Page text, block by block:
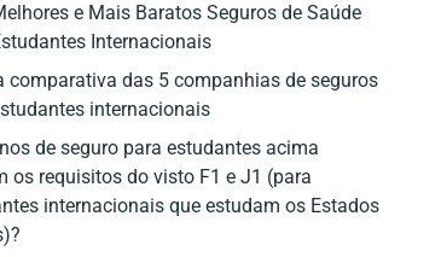
e Mais Baratos Seguros de Saúde
Internacionais
comparativa das 5 companhias de seguros
internacionais
de seguro para estudantes acima
os requisitos do visto F1 e J1 (para
internacionais que estudam os Estados